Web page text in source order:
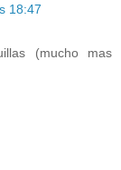
18:47
(mucho mas